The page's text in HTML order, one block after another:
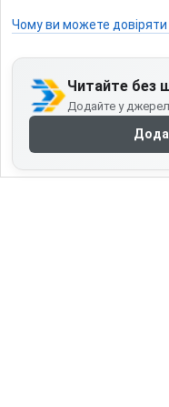
Чому ви можете
Читайте без
Додайте у